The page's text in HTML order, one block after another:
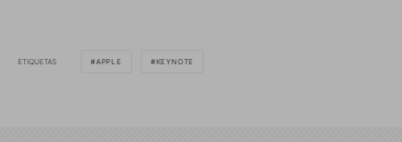
ETIQUETAS APPLE KEYNOTE